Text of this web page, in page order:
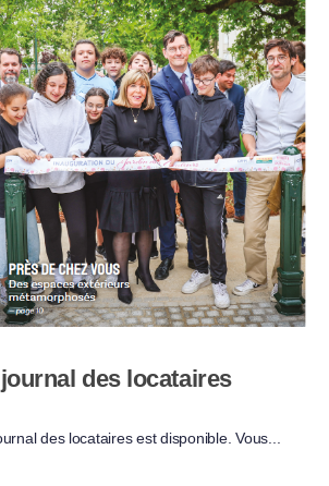
des locataires
des locataires est disponible. Vous...